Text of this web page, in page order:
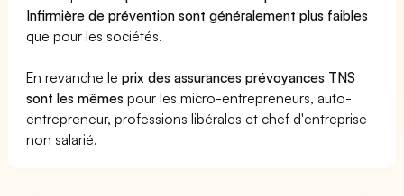
Infirmière de prévention sont généralement plus faibles
que pour les sociétés.
En revanche leprix des assurances prévoyances TNS
sont les mêmes pour les micro-entrepreneurs, auto-
entrepreneur, professions libérales et chef d'entreprise
non salarié.